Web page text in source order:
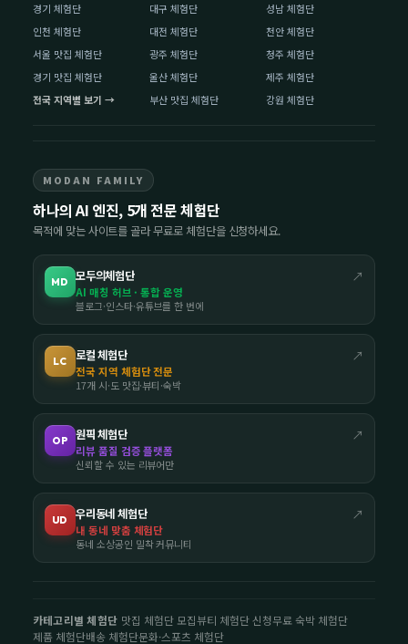
경기 체험단
인천 체험단
서울 맛집 체험단
경기 맛집 체험단
전국 지역별 보기 →
대구 체험단
대전 체험단
광주 체험단
울산 체험단
부산 맛집 체험단
성남 체험단
천안 체험단
청주 체험단
제주 체험단
강원 체험단
MODAN FAMILY
하나의 AI 엔진, 5개 전문 체험단
목적에 맞는 사이트를 골라 무료로 체험단을 신청하세요.
MD 모두의체험단 ↗
AI 매칭 허브 · 통합 운영
블로그·인스타·유튜브를 한 번에
LC 로컬 체험단 ↗
전국 지역 체험단 전문
17개 시·도 맛집·뷰티·숙박
OP 원픽 체험단 ↗
리뷰 품질 검증 플랫폼
신뢰할 수 있는 리뷰어만
UD 우리동네 체험단 ↗
내 동네 맞춤 체험단
동네 소상공인 밀착 커뮤니티
카테고리별 체험단 맛집 체험단 모집뷰티 체험단 신청무료 숙박 체험단
제품 체험단배송 체험단문화·스포츠 체험단